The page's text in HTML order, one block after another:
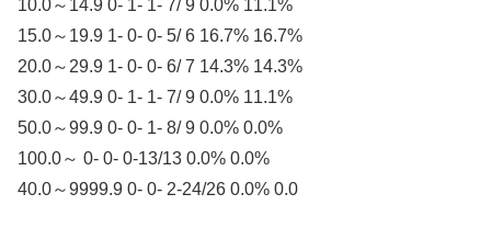
10.0～14.9 0- 1- 1- 7/ 9 0.0% 11.1%
15.0～19.9 1- 0- 0- 5/ 6 16.7% 16.7%
20.0～29.9 1- 0- 0- 6/ 7 14.3% 14.3%
30.0～49.9 0- 1- 1- 7/ 9 0.0% 11.1%
50.0～99.9 0- 0- 1- 8/ 9 0.0% 0.0%
100.0～ 0- 0- 0-13/13 0.0% 0.0%
40.0～9999.9 0- 0- 2-24/26 0.0% 0.0